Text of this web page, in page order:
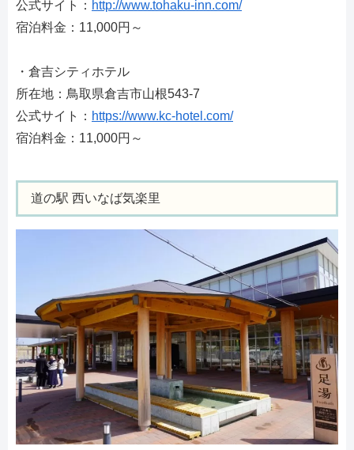
公式サイト： http://www.tohaku-inn.com/
宿泊料金：11,000円～
・倉吉シティホテル
所在地：鳥取県倉吉市山根543-7
公式サイト： https://www.kc-hotel.com/
宿泊料金：11,000円～
道の駅 西いなば気楽里